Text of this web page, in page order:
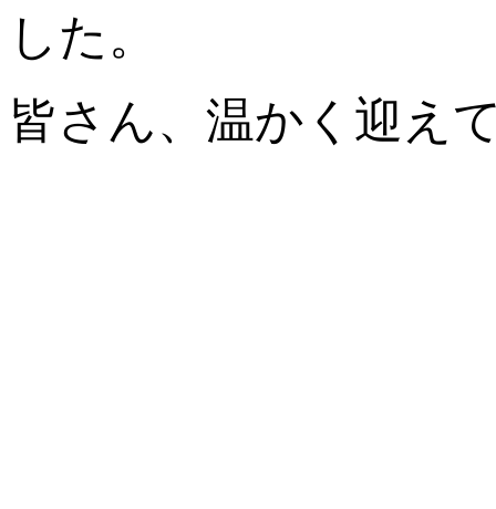
した。
皆さん、温かく迎え